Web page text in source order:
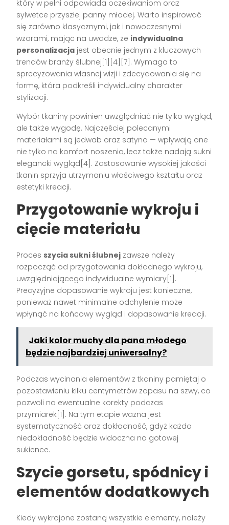
który w pełni odpowiada oczekiwaniom oraz
sylwetce przyszłej panny młodej. Warto inspirować
się zarówno klasycznymi, jak i nowoczesnymi
wzorami, mając na uwadze, że indywidualna
personalizacja jest obecnie jednym z kluczowych
trendów branży ślubnej[1][4][7]. Wymaga to
sprecyzowania własnej wizji i zdecydowania się na
formę, która podkreśli indywidualny charakter
stylizacji.
Wybór tkaniny powinien uwzględniać nie tylko wygląd,
ale także wygodę. Najczęściej polecanymi
materiałami są jedwab oraz satyna — wpływają one
nie tylko na komfort noszenia, lecz także nadają sukni
elegancki wygląd[4]. Zastosowanie wysokiej jakości
tkanin sprzyja utrzymaniu właściwego kształtu oraz
estetyki kreacji.
Przygotowanie wykroju i
cięcie materiału
Proces szycia sukni ślubnej zawsze należy
rozpocząć od przygotowania dokładnego wykroju,
uwzględniającego indywidualne wymiary[1].
Precyzyjne dopasowanie wykroju jest konieczne,
ponieważ nawet minimalne odchylenie może
wpłynąć na końcowy wygląd i dopasowanie kreacji.
Jaki kolor muchy dla pana młodego
będzie najbardziej uniwersalny?
Podczas wycinania elementów z tkaniny pamiętaj o
pozostawieniu kilku centymetrów zapasu na szwy, co
pozwoli na ewentualne korekty podczas
przymiarek[1]. Na tym etapie ważna jest
systematyczność oraz dokładność, gdyż każda
niedokładność będzie widoczna na gotowej
sukience.
Szycie gorsetu, spódnicy i
elementów dodatkowych
Kiedy wykrojone zostaną wszystkie elementy, należy